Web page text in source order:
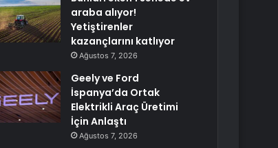
araba alıyor!
Yetiştirenler
kazançlarını katlıyor
Ağustos 7, 2026
Geely ve Ford
İspanya’da Ortak
Elektrikli Araç Üretimi
İçin Anlaştı
Ağustos 7, 2026